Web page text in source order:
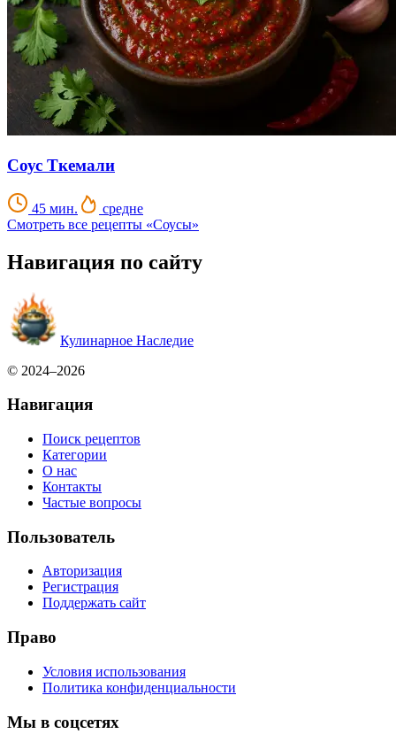
Соус Ткемали
45 мин.
средне
Смотреть все рецепты «Соусы»
Навигация по сайту
Кулинарное Наследие
© 2024–2026
Навигация
Поиск рецептов
Категории
О нас
Контакты
Частые вопросы
Пользователь
Авторизация
Регистрация
Поддержать сайт
Право
Условия использования
Политика конфиденциальности
Мы в соцсетях